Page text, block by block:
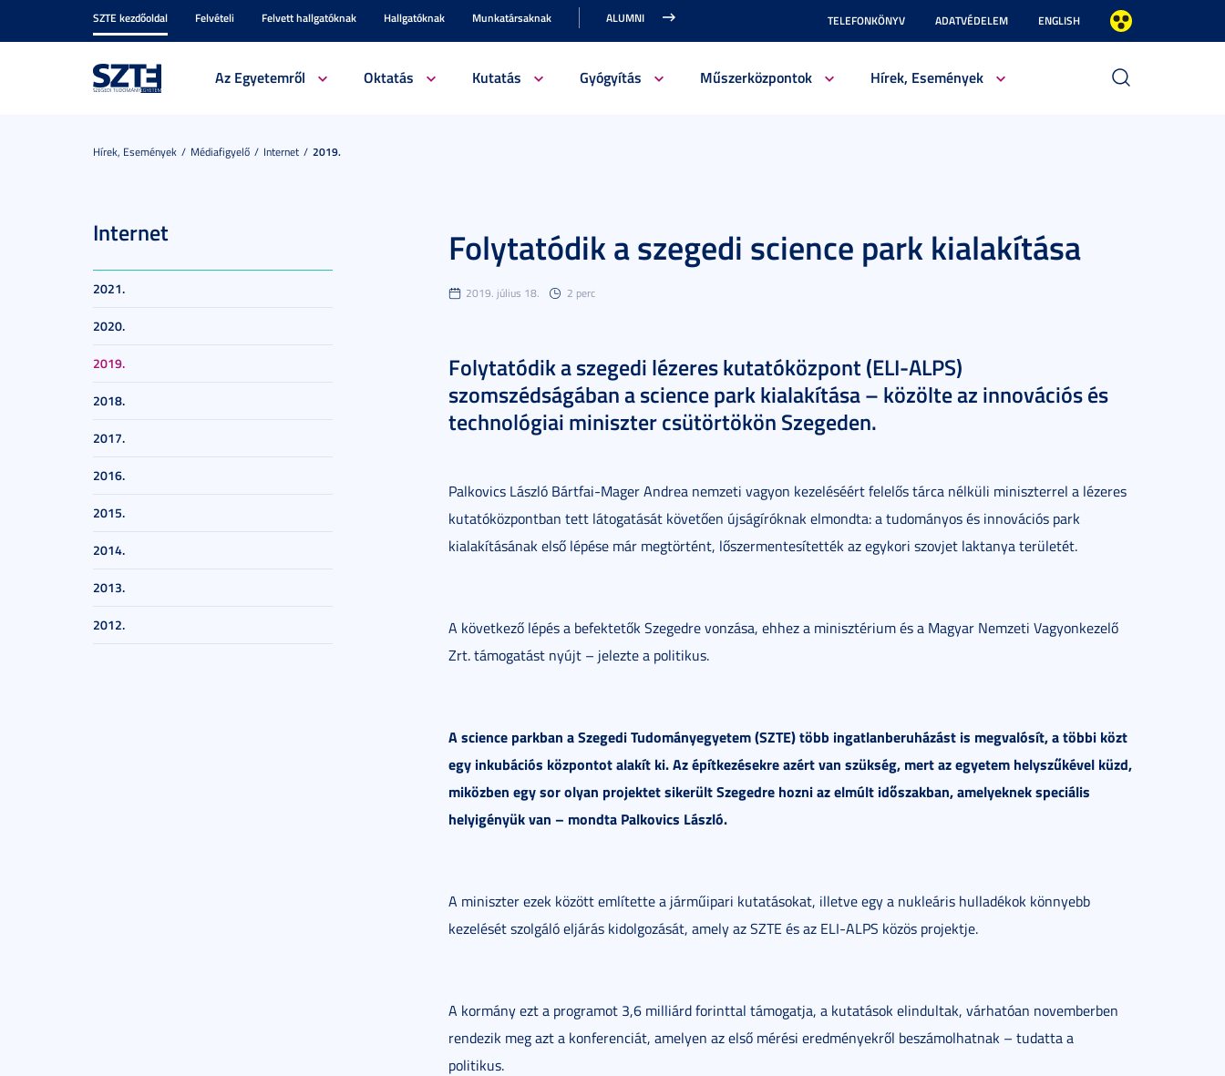
SZTE kezdőoldal Felvételi Felvett hallgatóknak Hallgatóknak Munkatársaknak ALUMNI TELEFONKÖNYV ADATVÉDELEM ENGLISH
Az Egyetemről Oktatás Kutatás Gyógyítás Műszerközpontok Hírek, Események
Hírek, Események Médiafigyelő Internet 2019.
Internet
2021.
2020.
2019.
2018.
2017.
2016.
2015.
2014.
2013.
2012.
Folytatódik a szegedi science park kialakítása
2019. július 18. 2 perc
Folytatódik a szegedi lézeres kutatóközpont (ELI-ALPS)
szomszédságában a science park kialakítása – közölte az innovációs és
technológiai miniszter csütörtökön Szegeden.
Palkovics László Bártfai-Mager Andrea nemzeti vagyon kezeléséért felelős tárca nélküli miniszterrel a lézeres
kutatóközpontban tett látogatását követően újságíróknak elmondta: a tudományos és innovációs park
kialakításának első lépése már megtörtént, lőszermentesítették az egykori szovjet laktanya területét.
A következő lépés a befektetők Szegedre vonzása, ehhez a minisztérium és a Magyar Nemzeti Vagyonkezelő
Zrt. támogatást nyújt – jelezte a politikus.
A science parkban a Szegedi Tudományegyetem (SZTE) több ingatlanberuházást is megvalósít, a többi közt
egy inkubációs központot alakít ki. Az építkezésekre azért van szükség, mert az egyetem helyszűkével küzd,
miközben egy sor olyan projektet sikerült Szegedre hozni az elmúlt időszakban, amelyeknek speciális
helyigényük van – mondta Palkovics László.
A miniszter ezek között említette a járműipari kutatásokat, illetve egy a nukleáris hulladékok könnyebb
kezelését szolgáló eljárás kidolgozását, amely az SZTE és az ELI-ALPS közös projektje.
A kormány ezt a programot 3,6 milliárd forinttal támogatja, a kutatások elindultak, várhatóan novemberben
rendezik meg azt a konferenciát, amelyen az első mérési eredményekről beszámolhatnak – tudatta a
politikus.